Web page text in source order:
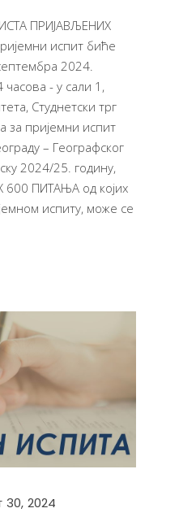
ПРИЈАВЉЕНИХ
испит биће
2024.
- у сали 1,
Студнетски трг
за пријемни испит
– Географског
2024/25. годину,
600 ПИТАЊА од којих
испиту, може се
30, 2024